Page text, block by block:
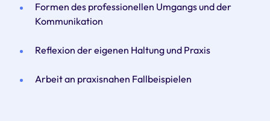
Formen des professionellen Umgangs und der
Kommunikation
Reflexion der eigenen Haltung und Praxis
Arbeit an praxisnahen Fallbeispielen